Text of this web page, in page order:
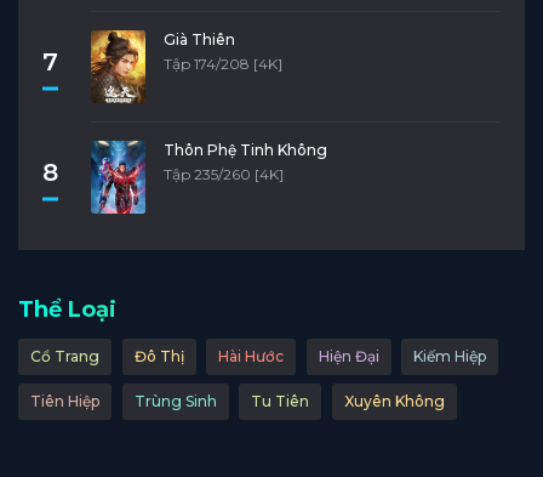
7
Già Thiên
Tập 174/208 [4K]
8
Thôn Phệ Tinh Không
Tập 235/260 [4K]
Thể Loại
Cổ Trang Đô Thị Hài Hước Hiện Đại Kiếm Hiệp
Tiên Hiệp Trùng Sinh Tu Tiên Xuyên Không